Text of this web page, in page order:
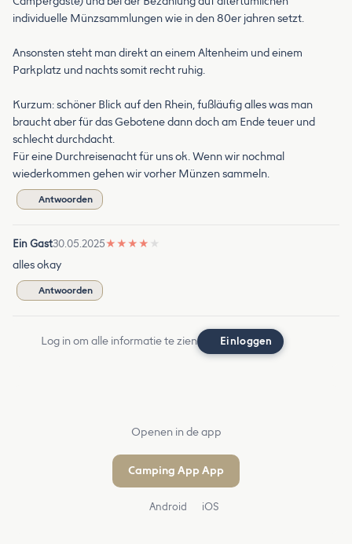
individuelle Münzsammlungen wie in den 80er jahren setzt.
Ansonsten steht man direkt an einem Altenheim und einem
Parkplatz und nachts somit recht ruhig.
Kurzum: schöner Blick auf den Rhein, fußläufig alles was man
braucht aber für das Gebotene dann doch am Ende teuer und
schlecht durchdacht.
Für eine Durchreisenacht für uns ok. Wenn wir nochmal
wiederkommen gehen wir vorher Münzen sammeln.
Antwoorden
Ein Gast30.05.2025★ ★ ★ ★ ★
alles okay
Antwoorden
Log in om alle informatie te zien Einloggen
Openen in de app
Camping App App
Android iOS